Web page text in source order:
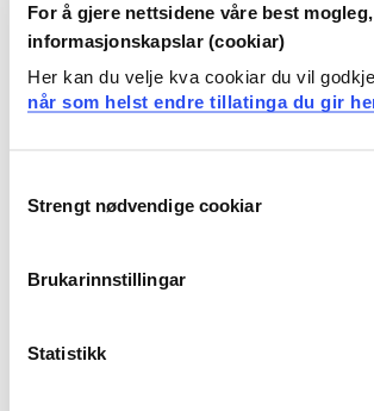
For å gjere nettsidene våre best
informasjonskapslar (cookiar)
Her kan du velje kva cookiar du vil
når som helst endre tillatinga du gir
Selection
Strengt nødvendige cookiar
Brukarinnstillingar
Statistikk
Jeg er sykepleier. Mine
læring.
oppdatert kunnskap fra systematisk